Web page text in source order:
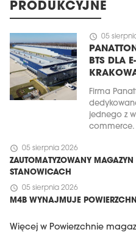
PRODUKCYJNE
schedule 05
BTS DLA
Firma
jednego z
commerce.
schedule 05 sierpnia 2026
ZAUTOMATYZOWANY MAGAZYN
STANOWICACH
schedule 05 sierpnia 2026
M4B WYNAJMUJE
Więcej w Powierzchnie